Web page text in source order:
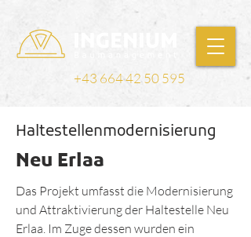
+43 664 42 50 595
Haltestellenmodernisierung
Neu Erlaa
Das Projekt umfasst die Modernisierung
und Attraktivierung der Haltestelle Neu
Erlaa. Im Zuge dessen wurden ein